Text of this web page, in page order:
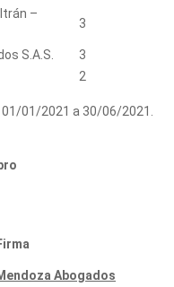
–
3
S.A.S.
3
2
01/2021 a 30/06/2021.
Abogados